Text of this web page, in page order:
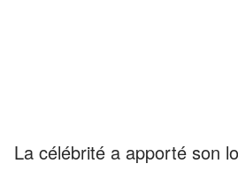
La célébrité a apporté son